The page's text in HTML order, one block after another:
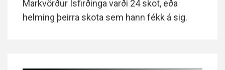
Markvörður Ísfirðinga varði 24 skot, eða
helming þeirra skota sem hann fékk á sig.